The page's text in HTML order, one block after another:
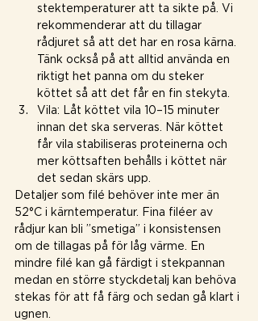
stektemperaturer att ta sikte på. Vi
rekommenderar att du tillagar
rådjuret så att det har en rosa kärna.
Tänk också på att alltid använda en
riktigt het panna om du steker
köttet så att det får en fin stekyta.
Vila: Låt köttet vila 10–15 minuter
innan det ska serveras. När köttet
får vila stabiliseras proteinerna och
mer köttsaften behålls i köttet när
det sedan skärs upp.
Detaljer som filé behöver inte mer än
52°C i kärntemperatur. Fina filéer av
rådjur kan bli ”smetiga” i konsistensen
om de tillagas på för låg värme. En
mindre filé kan gå färdigt i stekpannan
medan en större styckdetalj kan behöva
stekas för att få färg och sedan gå klart i
ugnen.